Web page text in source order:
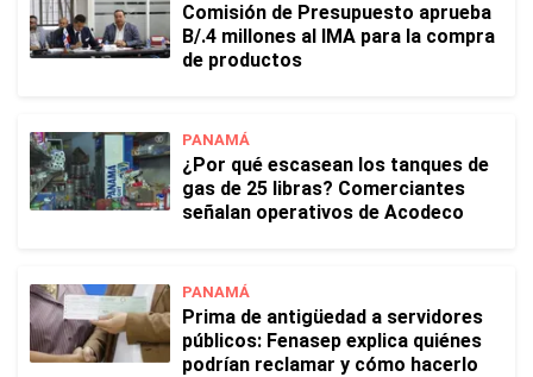
Comisión de Presupuesto aprueba
B/.4 millones al IMA para la compra
de productos
PANAMÁ
¿Por qué escasean los tanques de
gas de 25 libras? Comerciantes
señalan operativos de Acodeco
PANAMÁ
Prima de antigüedad a servidores
públicos: Fenasep explica quiénes
podrían reclamar y cómo hacerlo